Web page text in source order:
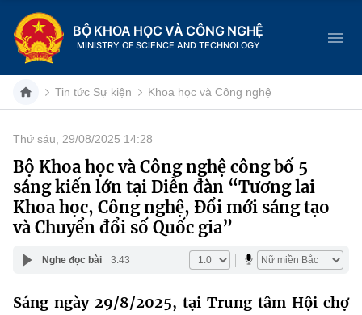
BỘ KHOA HỌC VÀ CÔNG NGHỆ
MINISTRY OF SCIENCE AND TECHNOLOGY
Danh mục
Trang chủ
Giới thiệu
Chức năng nhiệm vụ
Cơ cấu tổ chức
Tin tức sự kiện
Khoa học và Công nghệ
Dịch vụ công
Tin tức Sự kiện Khoa học và Công nghệ
Thứ sáu, 29/08/2025 14:28
Bộ Khoa học và Công nghệ công bố 5
sáng kiến lớn tại Diễn đàn “Tương lai
Khoa học, Công nghệ, Đổi mới sáng tạo
và Chuyển đổi số Quốc gia”
Nghe đọc bài 3:43
Sáng ngày 29/8/2025, tại Trung tâm Hội chợ